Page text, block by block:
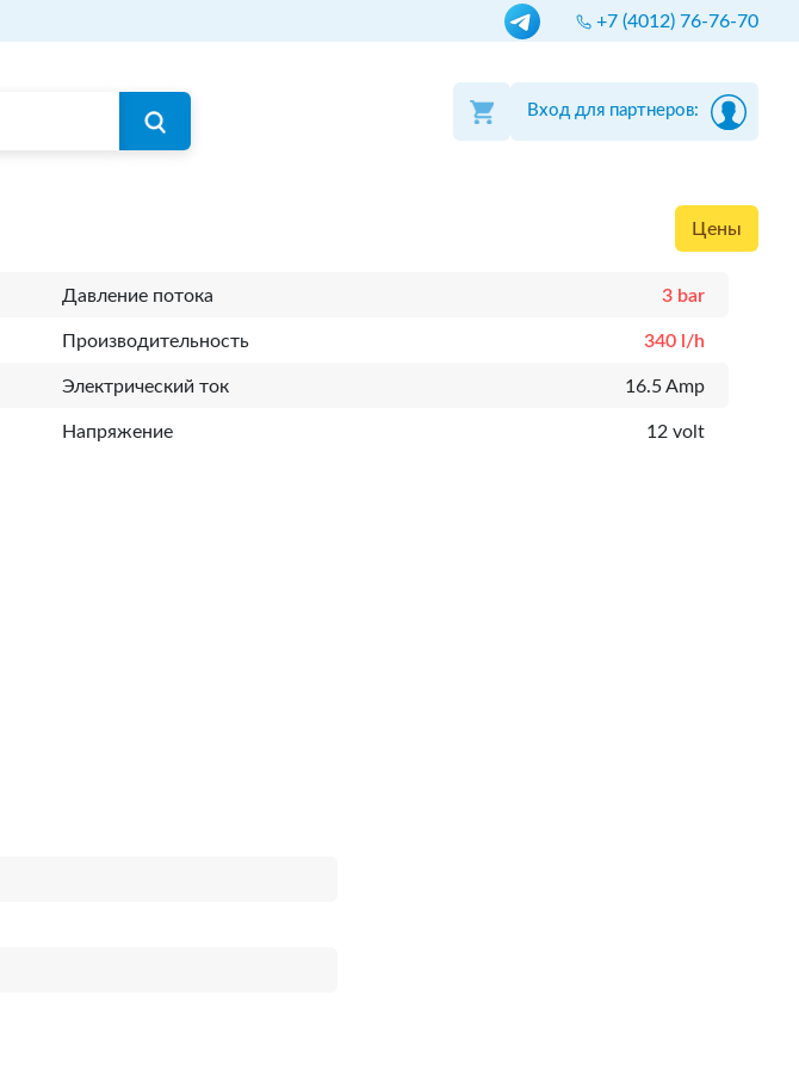
+7 (4012) 76-76-70
Вход для партнеров:
Цены
Давление потока 3 bar
Производительность 340 l/h
Электрический ток 16.5 Amp
Напряжение 12 volt